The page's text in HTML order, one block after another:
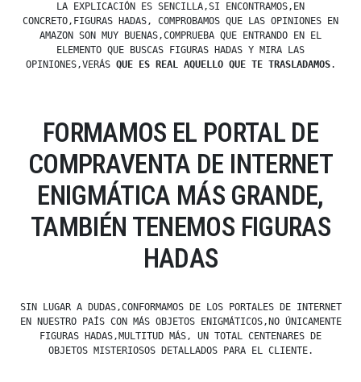
LA EXPLICACIÓN ES SENCILLA,SI ENCONTRAMOS,EN
CONCRETO,FIGURAS HADAS, COMPROBAMOS QUE LAS OPINIONES EN
AMAZON SON MUY BUENAS,COMPRUEBA QUE ENTRANDO EN EL
ELEMENTO QUE BUSCAS FIGURAS HADAS Y MIRA LAS
OPINIONES,VERÁS QUE ES REAL AQUELLO QUE TE TRASLADAMOS.
FORMAMOS EL PORTAL DE
COMPRAVENTA DE INTERNET
ENIGMÁTICA MÁS GRANDE,
TAMBIÉN TENEMOS FIGURAS
HADAS
SIN LUGAR A DUDAS,CONFORMAMOS DE LOS PORTALES DE INTERNET
EN NUESTRO PAÍS CON MÁS OBJETOS ENIGMÁTICOS,NO ÚNICAMENTE
FIGURAS HADAS,MULTITUD MÁS, UN TOTAL CENTENARES DE
OBJETOS MISTERIOSOS DETALLADOS PARA EL CLIENTE.